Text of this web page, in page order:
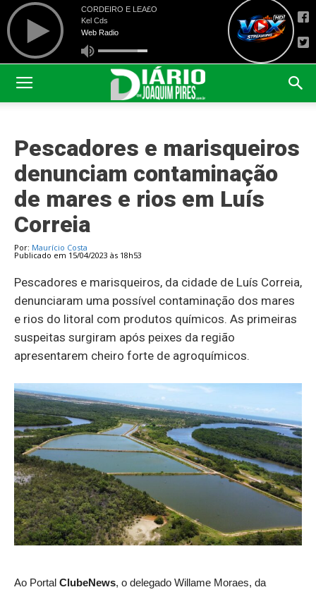
Pescadores e marisqueiros
denunciam contaminação
de mares e rios em Luís
Correia
Por: Maurício Costa
Publicado em 15/04/2023 às 18h53
Pescadores e marisqueiros, da cidade de Luís Correia,
denunciaram uma possível contaminação dos mares
e rios do litoral com produtos químicos. As primeiras
suspeitas surgiram após peixes da região
apresentarem cheiro forte de agroquímicos.
Ao Portal ClubeNews, o delegado Willame Moraes, da